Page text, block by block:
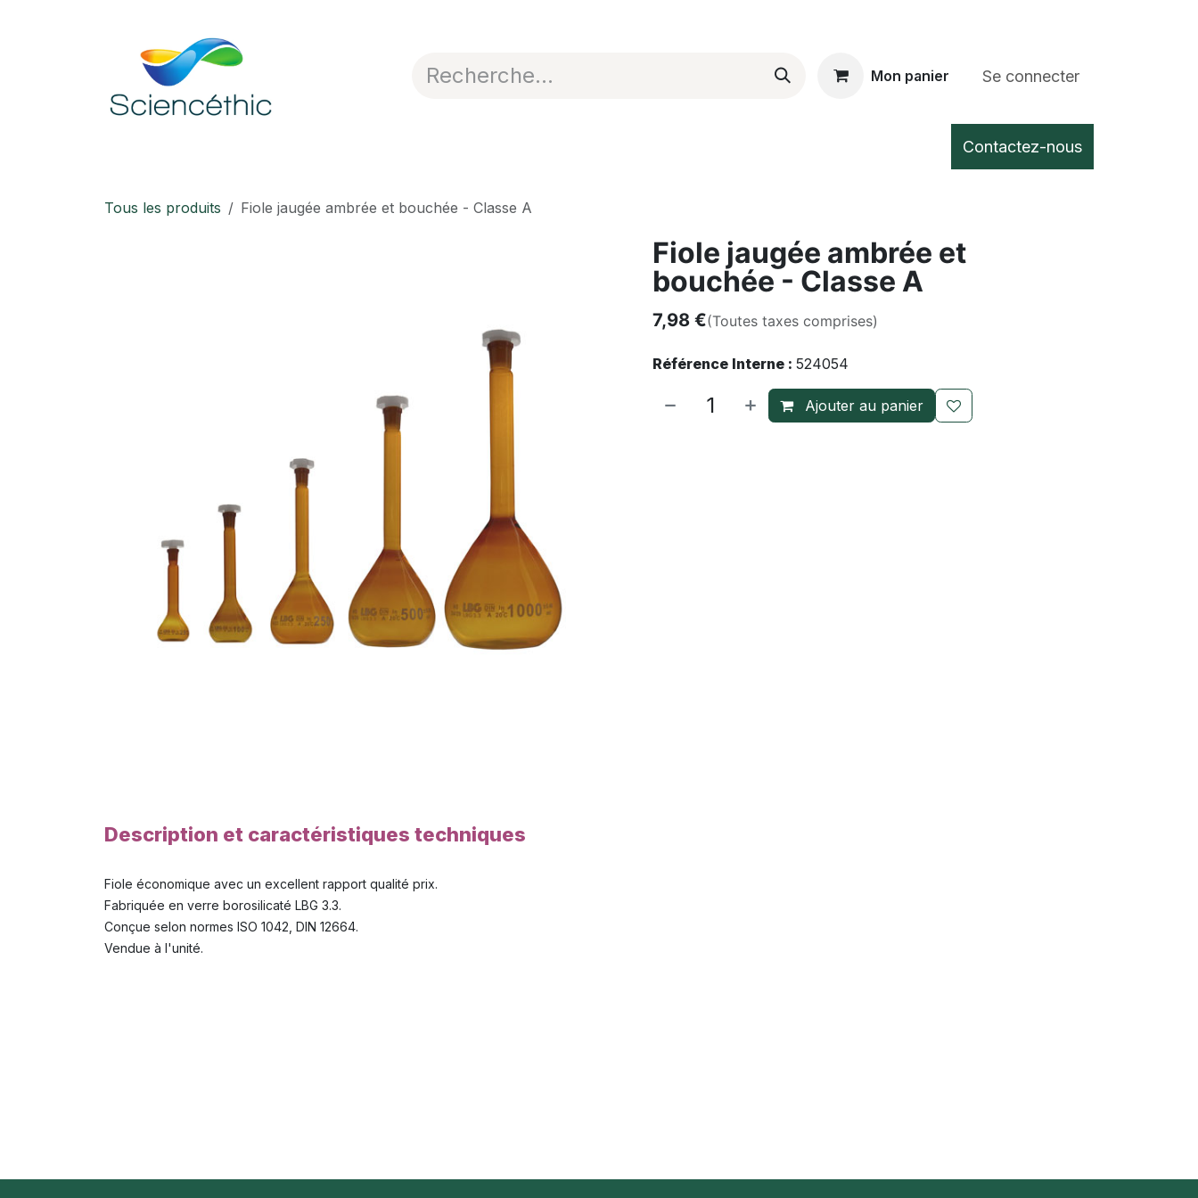
Mon panier Se connecter
Contactez-nous
Tous les produits Fiole jaugée ambrée et bouchée - Classe A
Fiole jaugée ambrée et
bouchée - Classe A
7,98 €(Toutes taxes comprises)
Référence Interne : 524054
Ajouter au panier
Description et caractéristiques techniques
Fiole économique avec un excellent rapport qualité prix.
Fabriquée en verre borosilicaté LBG 3.3.
Conçue selon normes ISO 1042, DIN 12664.
Vendue à l'unité.